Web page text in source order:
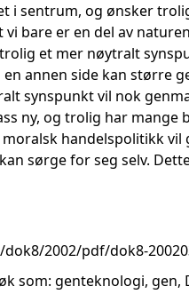
i sentrum, og ønsker
vi bare er en del av
et mer nøytralt
annen side kan større
synspunkt vil nok
ny, og trolig har
handelspolitikk
sørge for seg selv.
2002/pdf/dok8-
som: genteknologi, gen,